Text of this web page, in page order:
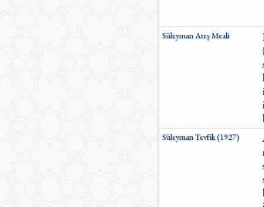
Süleyman Ateş Meali
Süleyman Tevfik (1927)